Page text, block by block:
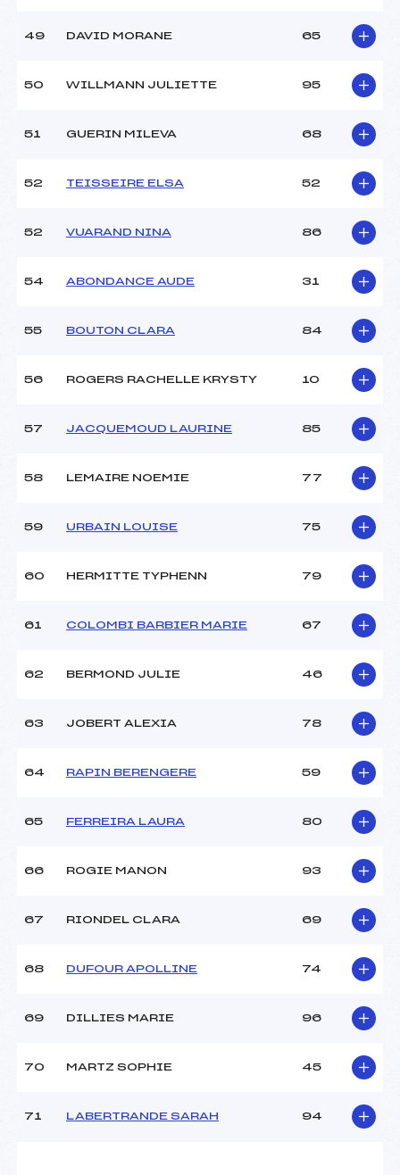
49 DAVID MORANE 65
50 WILLMANN JULIETTE 95
51 GUERIN MILEVA 68
52 TEISSEIRE ELSA 52
52 VUARAND NINA 86
54 ABONDANCE AUDE 31
55 BOUTON CLARA 84
56 ROGERS RACHELLE KRYSTY 10
57 JACQUEMOUD LAURINE 85
58 LEMAIRE NOEMIE 77
59 URBAIN LOUISE 75
60 HERMITTE TYPHENN 79
61 COLOMBI BARBIER MARIE 67
62 BERMOND JULIE 46
63 JOBERT ALEXIA 78
64 RAPIN BERENGERE 59
65 FERREIRA LAURA 80
66 ROGIE MANON 93
67 RIONDEL CLARA 69
68 DUFOUR APOLLINE 74
69 DILLIES MARIE 96
70 MARTZ SOPHIE 45
71 LABERTRANDE SARAH 94